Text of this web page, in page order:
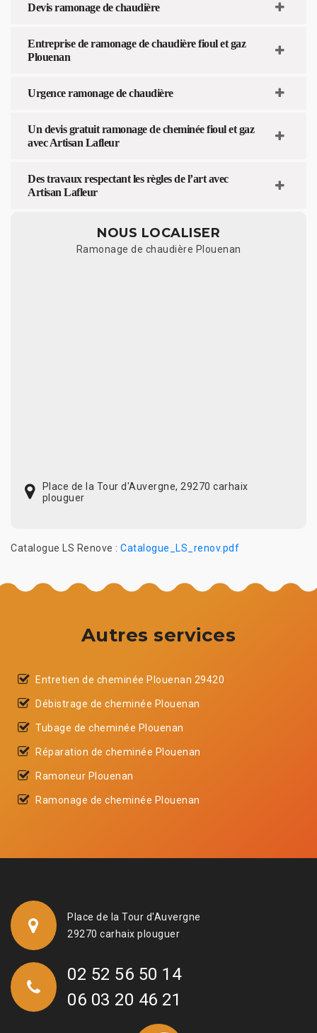
Devis ramonage de chaudière
Entreprise de ramonage de chaudière fioul et gaz
Plouenan
Urgence ramonage de chaudière
Un devis gratuit ramonage de cheminée fioul et gaz
avec Artisan Lafleur
Des travaux respectant les règles de l’art avec
Artisan Lafleur
NOUS LOCALISER
Ramonage de chaudière Plouenan
Place de la Tour d'Auvergne, 29270 carhaix
plouguer
Catalogue LS Renove : Catalogue_LS_renov.pdf
Autres services
Entretien de cheminée Plouenan 29420
Débistrage de cheminée Plouenan
Tubage de cheminée Plouenan
Réparation de cheminée Plouenan
Ramoneur Plouenan
Ramonage de cheminée Plouenan
Place de la Tour d'Auvergne
29270 carhaix plouguer
02 52 56 50 14
06 03 20 46 21